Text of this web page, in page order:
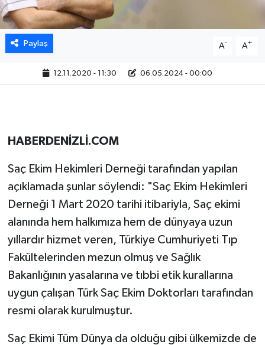
Paylaş A- A+
12.11.2020 - 11:30 06.05.2024 - 00:00
HABERDENİZLİ.COM
Saç Ekim Hekimleri Derneği tarafından yapılan
açıklamada şunlar söylendi: "Saç Ekim Hekimleri
Derneği 1 Mart 2020 tarihi itibariyla, Saç ekimi
alanında hem halkımıza hem de dünyaya uzun
yıllardır hizmet veren, Türkiye Cumhuriyeti Tıp
Fakültelerinden mezun olmuş ve Sağlık
Bakanlığının yasalarına ve tıbbi etik kurallarına
uygun çalışan Türk Saç Ekim Doktorları tarafından
resmi olarak kurulmuştur.
Saç Ekimi Tüm Dünya da olduğu gibi ülkemizde de